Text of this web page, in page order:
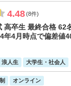
4.48(8件)
高卒生 最終合格 62
年4月時点で偏差値
浪人生 大学生・社会人
オンライン